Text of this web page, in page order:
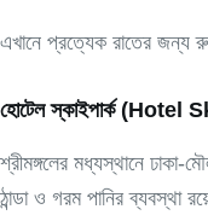
এখানে প্রত্যেক রাতের
হোটেল স্কাইপার্ক (Hotel
শ্রীমঙ্গলের মধ্যস্থানে
ঠান্ডা ও গরম পানির ব্যবস্থা